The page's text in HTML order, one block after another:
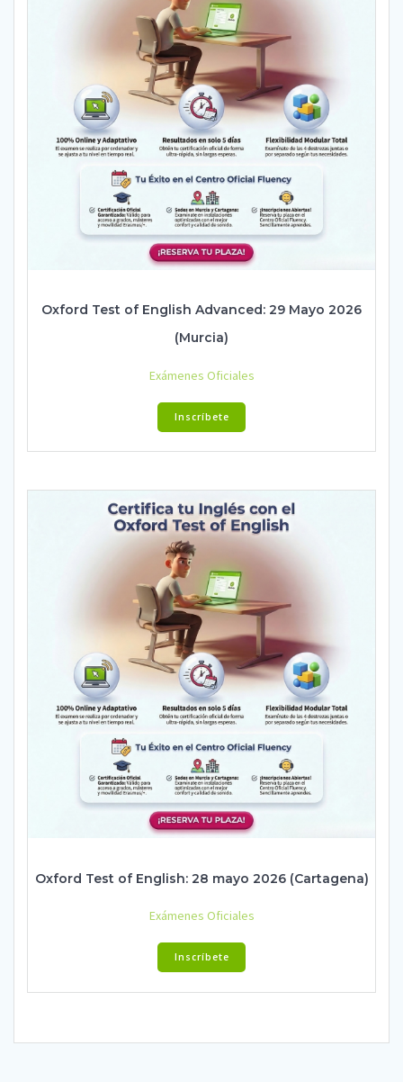
Oxford Test of English Advanced: 29 Mayo 2026
(Murcia)
Exámenes Oficiales
Inscríbete
Oxford Test of English: 28 mayo 2026 (Cartagena)
Exámenes Oficiales
Inscríbete